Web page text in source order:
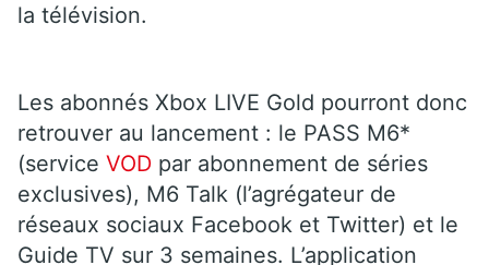
la télévision.
Les abonnés Xbox LIVE Gold pourront donc
retrouver au lancement : le PASS M6*
(service VOD par abonnement de séries
exclusives), M6 Talk (l’agrégateur de
réseaux sociaux Facebook et Twitter) et le
Guide TV sur 3 semaines. L’application